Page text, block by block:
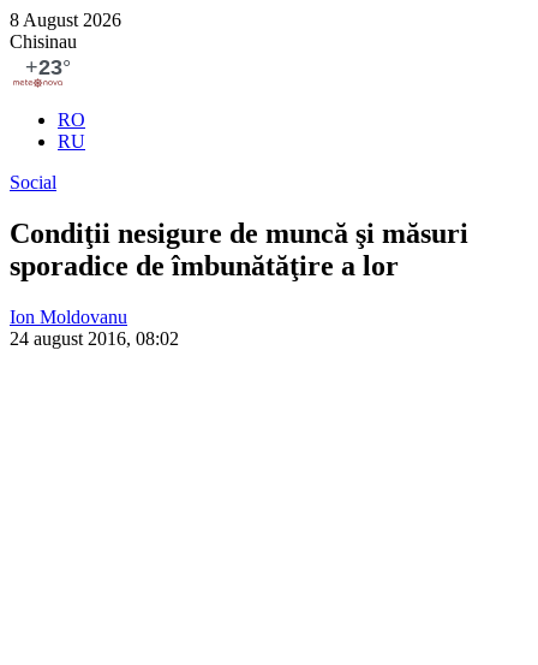
8 August 2026
Chisinau
RO
RU
Social
Condiţii nesigure de muncă şi măsuri
sporadice de îmbunătăţire a lor
Ion Moldovanu
24 august 2016, 08:02